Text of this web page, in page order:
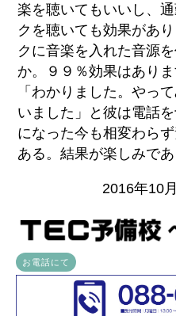
楽を聴いてもいいし、
クを聴いても効果があ
クに音楽を入れた音源
か。９９％効果はありま
「わかりました。やっ
いました」と彼は電話
になった今も相変わら
ある。結果が楽しみであ
2016年10
お電話にて